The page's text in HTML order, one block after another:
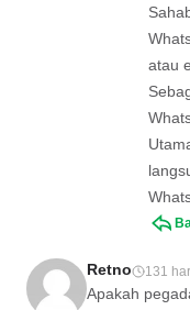
atau
Retno 131
Apakah